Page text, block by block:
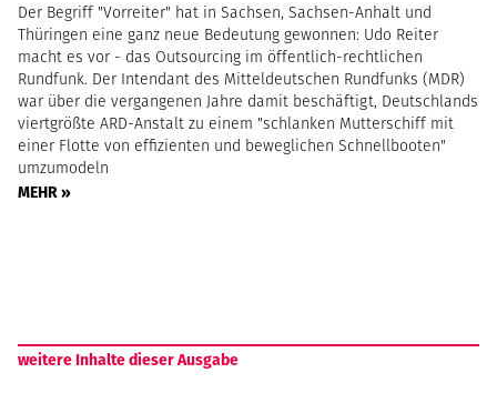
Der Begriff "Vorreiter" hat in Sachsen, Sachsen-Anhalt und
Thüringen eine ganz neue Bedeutung gewonnen: Udo Reiter
macht es vor - das Outsourcing im öffentlich-rechtlichen
Rundfunk. Der Intendant des Mitteldeutschen Rundfunks (MDR)
war über die vergangenen Jahre damit beschäftigt, Deutschlands
viertgrößte ARD-Anstalt zu einem "schlanken Mutterschiff mit
einer Flotte von effizienten und beweglichen Schnellbooten"
umzumodeln
MEHR »
weitere Inhalte dieser Ausgabe